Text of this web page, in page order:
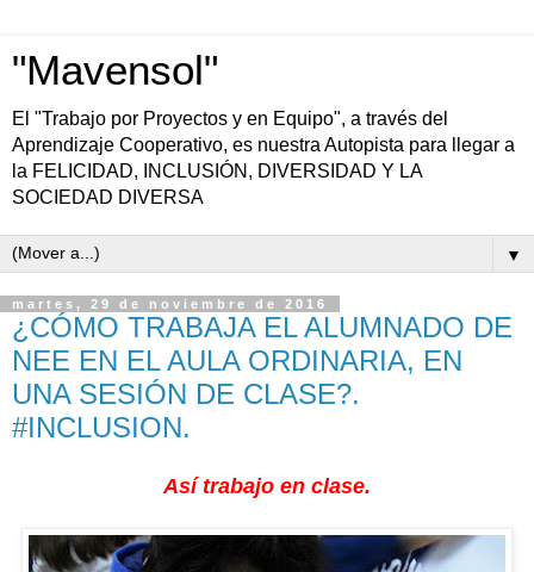
"Mavensol"
El "Trabajo por Proyectos y en Equipo", a través del
Aprendizaje Cooperativo, es nuestra Autopista para llegar a
la FELICIDAD, INCLUSIÓN, DIVERSIDAD Y LA
SOCIEDAD DIVERSA
▼
martes, 29 de noviembre de 2016
¿CÓMO TRABAJA EL ALUMNADO DE
NEE EN EL AULA ORDINARIA, EN
UNA SESIÓN DE CLASE?.
#INCLUSION.
Así trabajo en clase.